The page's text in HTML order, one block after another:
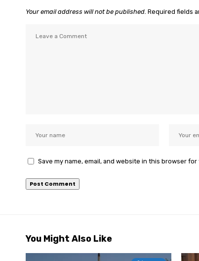
Your email address will not be published. Required fields
Save my name, email, and website in this browser
You Might Also Like